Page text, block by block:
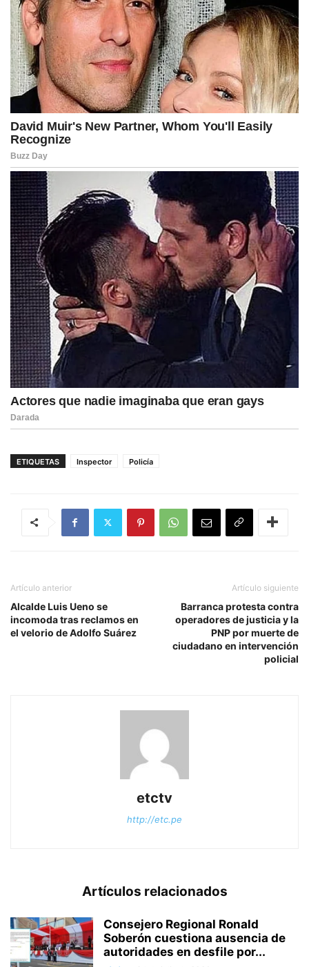
ETIQUETAS Inspector Policía
Artículo anterior
Alcalde Luis Ueno se
incomoda tras reclamos en
el velorio de Adolfo Suárez
Artículo siguiente
Barranca protesta contra
operadores de justicia y la
PNP por muerte de
ciudadano en intervención
policial
etctv
http://etc.pe
Artículos relacionados
Consejero Regional Ronald
Soberón cuestiona ausencia de
autoridades en desfile por...